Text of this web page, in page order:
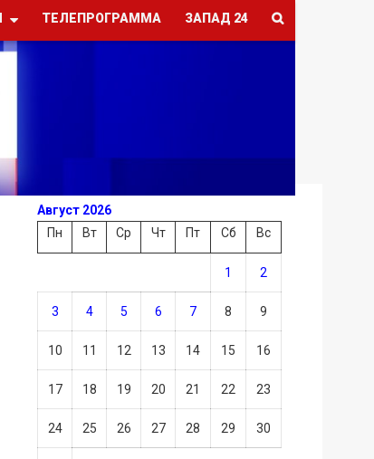
ТЕЛЕПРОГРАММА ЗАПАД 24
Август 2026
Пн
Вт Ср Чт Пт Сб Вс
1 2
3 4 5 6 7 8 9
10 11 12 13 14 15 16
17 18 19 20 21 22 23
24 25 26 27 28 29 30